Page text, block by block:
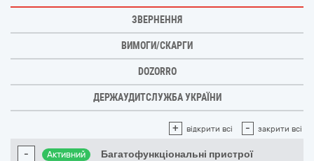
ЗВЕРНЕННЯ
ВИМОГИ/СКАРГИ
DOZORRO
ДЕРЖАУДИТСЛУЖБА УКРАЇНИ
+ відкрити всі - закрити всі
- Активний Багатофункціональні пристрої